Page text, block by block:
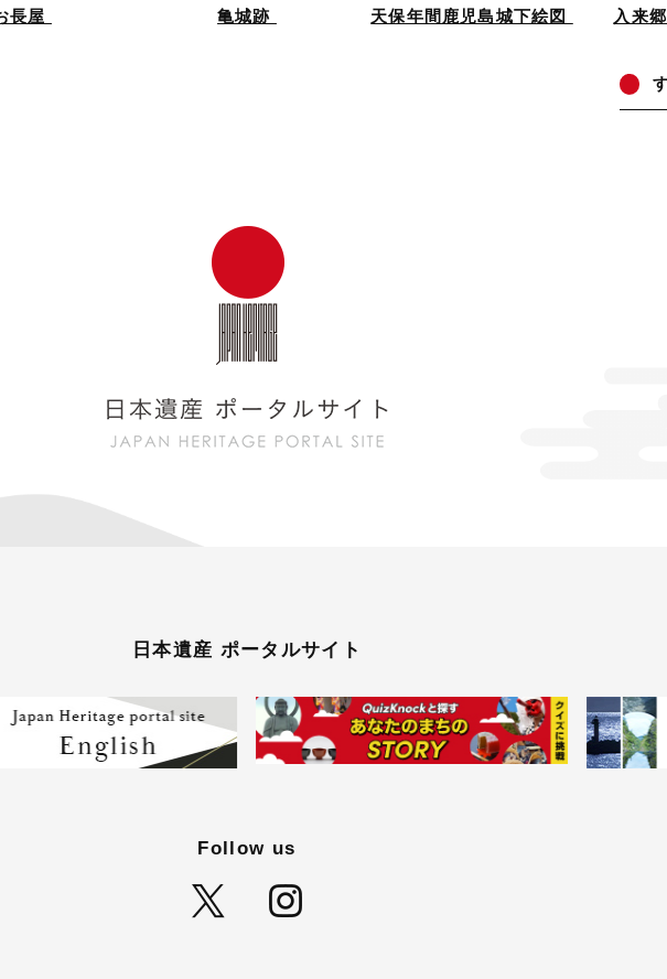
長屋 亀城跡 天保年間鹿児島城下絵図 入来
日本遺産 ポータルサイト
Follow us